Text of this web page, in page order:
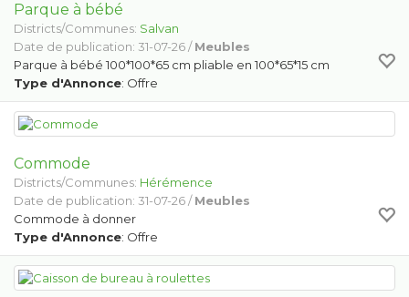
Parque à bébé
Districts/Communes: Salvan
Date de publication: 31-07-26 /Meubles
Parque à bébé 100*100*65 cm pliable en 100*65*15 cm
Type d'Annonce: Offre
Commode
Districts/Communes: Hérémence
Date de publication: 31-07-26 /Meubles
Commode à donner
Type d'Annonce: Offre